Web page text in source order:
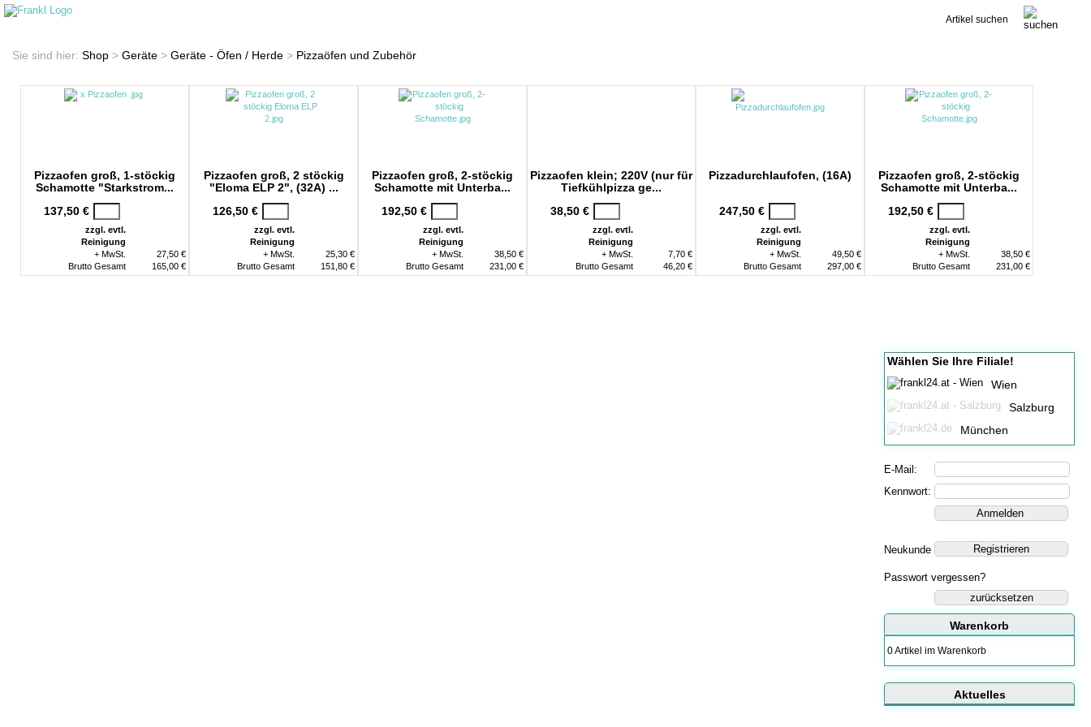
Sie sind hier: Shop > Geräte > Geräte - Öfen / Herde > Pizzaöfen und Zubehör
Pizzaofen groß, 1-stöckig
Schamotte "Starkstrom...
137,50 €
zzgl. evtl.
Reinigung
+ MwSt.
27,50 €
Brutto Gesamt
165,00 €
Pizzaofen groß, 2 stöckig
"Eloma ELP 2", (32A) ...
126,50 €
zzgl. evtl.
Reinigung
+ MwSt.
25,30 €
Brutto Gesamt
151,80 €
Pizzaofen groß, 2-stöckig
Schamotte mit Unterba...
192,50 €
zzgl. evtl.
Reinigung
+ MwSt.
38,50 €
Brutto Gesamt
231,00 €
Pizzaofen klein; 220V (nur für
Tiefkühlpizza ge...
38,50 €
zzgl. evtl.
Reinigung
+ MwSt.
7,70 €
Brutto Gesamt
46,20 €
Pizzadurchlaufofen, (16A)
247,50 €
zzgl. evtl.
Reinigung
+ MwSt.
49,50 €
Brutto Gesamt
297,00 €
Pizzaofen groß, 2-stöckig
Schamotte mit Unterba...
192,50 €
zzgl. evtl.
Reinigung
+ MwSt.
38,50 €
Brutto Gesamt
231,00 €
Wählen Sie Ihre Filiale!
Wien
Salzburg
München
E-Mail:
Kennwort:
Neukunde
Passwort vergessen?
zurücksetzen
Warenkorb
0 Artikel im Warenkorb
Aktuelles